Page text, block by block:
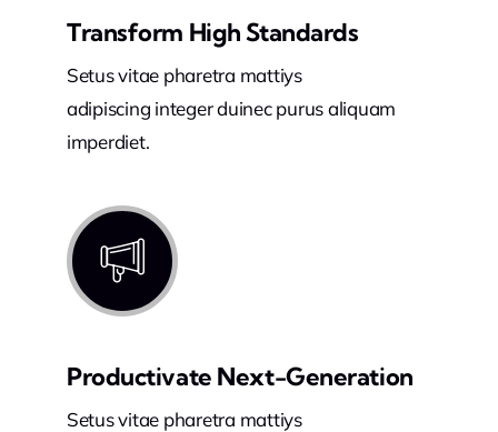
Transform High Standards
Setus vitae pharetra mattiys
adipiscing integer duinec purus aliquam
imperdiet.
Productivate Next-Generation
Setus vitae pharetra mattiys